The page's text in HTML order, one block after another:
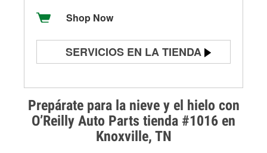
Prepárate para la nieve y el hielo con
O’Reilly Auto Parts tienda #1016 en
Knoxville, TN
Shop Now
SERVICIOS EN LA TIENDA
Prueba de alternadores y
arrancadores
Revisión de la luz "Check Engine"